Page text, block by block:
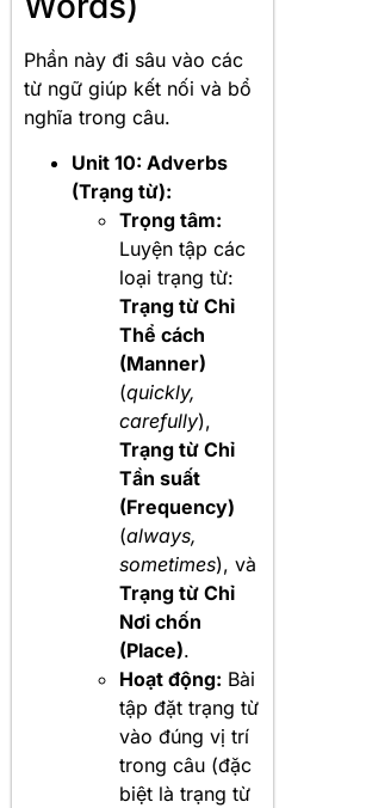
Phần này đi sâu vào các
từ ngữ giúp kết nối và bổ
nghĩa trong câu.
Unit 10: Adverbs
(Trạng từ):
Trọng tâm:
Luyện tập các
loại trạng từ:
Trạng từ Chỉ
Thể cách
(Manner)
(quickly,
carefully),
Trạng từ Chỉ
Tần suất
(Frequency)
(always,
sometimes), và
Trạng từ Chỉ
Nơi chốn
(Place).
Hoạt động: Bài
tập đặt trạng từ
vào đúng vị trí
trong câu (đặc
biệt là trạng từ